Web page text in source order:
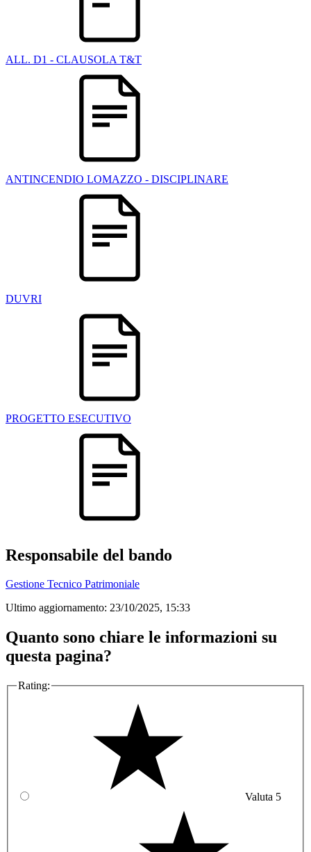
ALL. D1 - CLAUSOLA T&T
ANTINCENDIO LOMAZZO - DISCIPLINARE
DUVRI
PROGETTO ESECUTIVO
Responsabile del bando
Gestione Tecnico Patrimoniale
Ultimo aggiornamento: 23/10/2025, 15:33
Quanto sono chiare le informazioni su
questa pagina?
Rating:
Valuta 5